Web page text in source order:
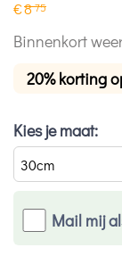
€875
Binnenkort
20% korting
Kies je maat:
Mail mij